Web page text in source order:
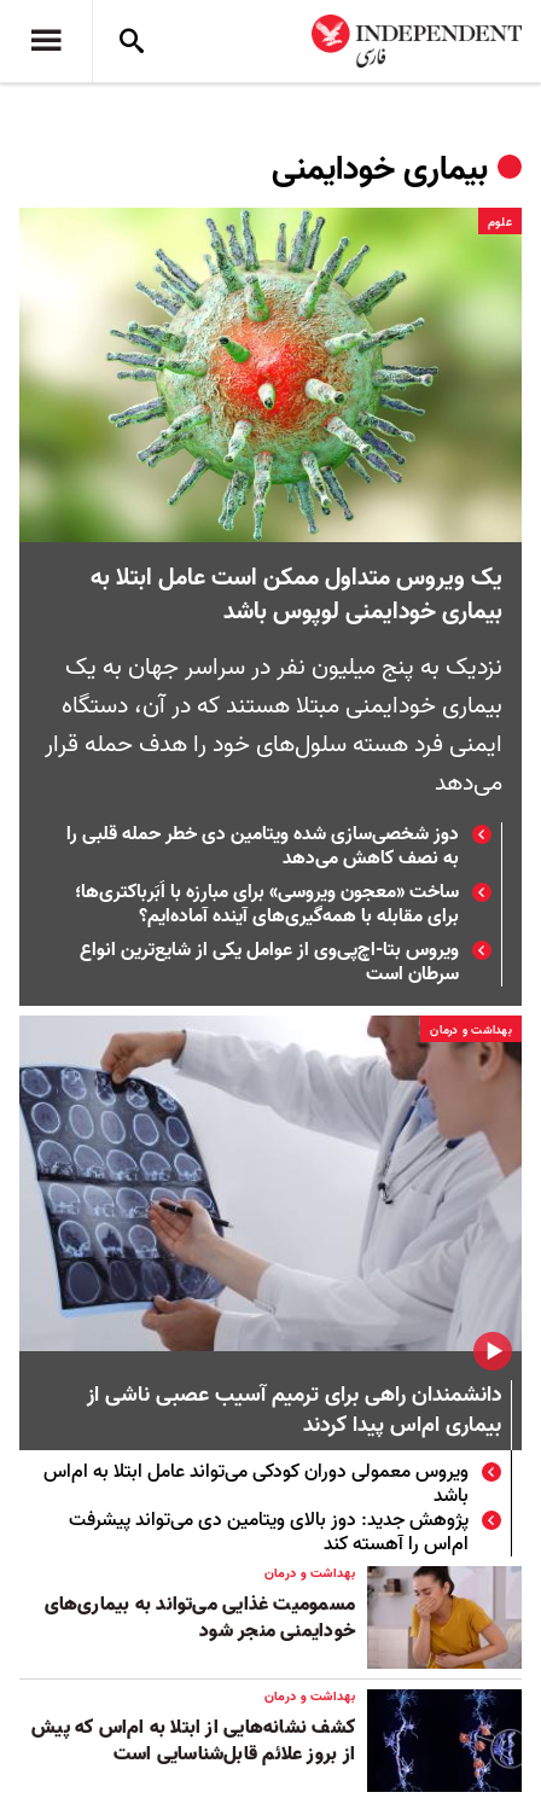
بیماری خودایمنی
علوم
یک ویروس متداول ممکن است عامل ابتلا به
بیماری خود‌ایمنی لوپوس باشد
نزدیک به پنج میلیون نفر در سراسر جهان به یک
بیماری خودایمنی مبتلا هستند که در آن، دستگاه
ایمنی فرد هسته‌ سلول‌های خود را هدف حمله قرار
می‌دهد
دوز شخصی‌سازی شده ویتامین دی خطر حمله قلبی را
به نصف کاهش می‌دهد
ساخت «معجون ویروسی» برای مبارزه با اَبَرباکتری‌‌ها؛
برای مقابله با همه‌گیری‌های آينده آماده‌ایم؟
ویروس بتا-اچ‌پی‌وی از عوامل یکی از شایع‌ترین انواع
سرطان است
بهداشت و درمان
دانشمندان راهی برای ترمیم آسیب عصبی ناشی از
بیماری ام‌اس پیدا کردند
ویروس معمولی دوران کودکی می‌تواند عامل ابتلا به ام‌اس
باشد
پژوهش جدید: دوز بالای ویتامین دی می‌تواند پیشرفت
ام‌اس را آهسته کند
بهداشت و درمان
مسمومیت غذایی می‌تواند به بیماری‌های
خودایمنی منجر شود
بهداشت و درمان
کشف نشانه‌هایی از ابتلا به ام‌اس که پیش
از بروز علائم قابل‌شناسایی است